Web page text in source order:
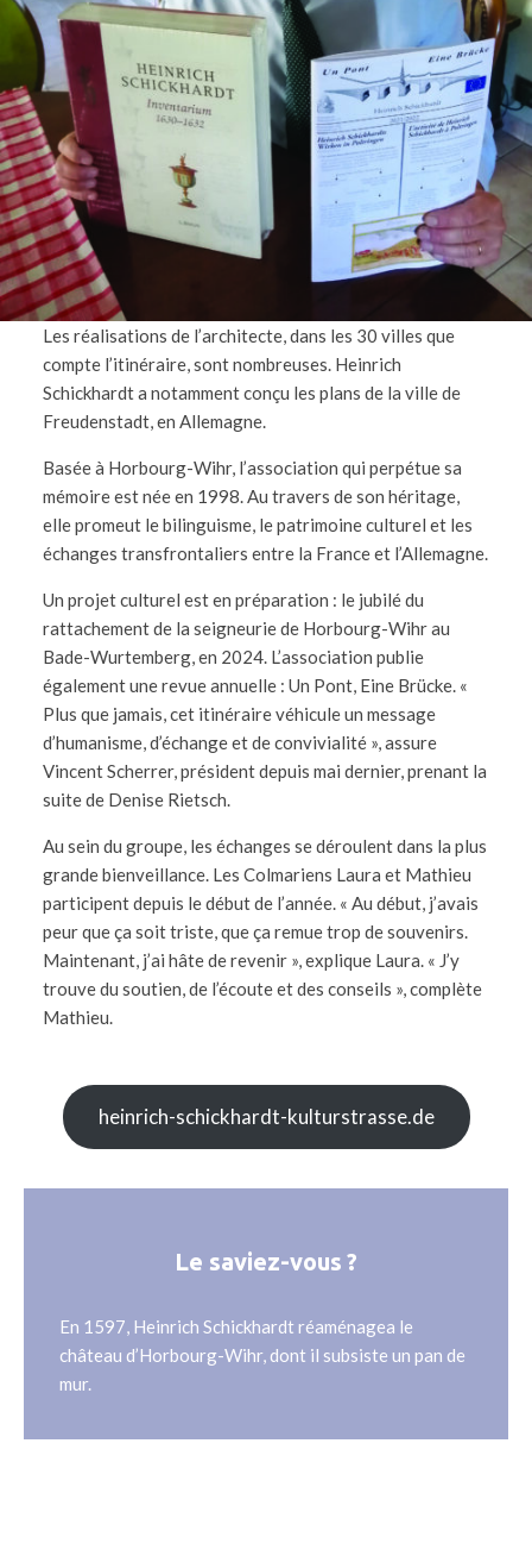
Les réalisations de l’architecte, dans les 30 villes que
compte l’itinéraire, sont nombreuses. Heinrich
Schickhardt a notamment conçu les plans de la ville de
Freudenstadt, en Allemagne.
Basée à Horbourg-Wihr, l’association qui perpétue sa
mémoire est née en 1998. Au travers de son héritage,
elle promeut le bilinguisme, le patrimoine culturel et les
échanges transfrontaliers entre la France et l’Allemagne.
Un projet culturel est en préparation : le jubilé du
rattachement de la seigneurie de Horbourg-Wihr au
Bade-Wurtemberg, en 2024. L’association publie
également une revue annuelle : Un Pont, Eine Brücke. «
Plus que jamais, cet itinéraire véhicule un message
d’humanisme, d’échange et de convivialité », assure
Vincent Scherrer, président depuis mai dernier, prenant la
suite de Denise Rietsch.
Au sein du groupe, les échanges se déroulent dans la plus
grande bienveillance. Les Colmariens Laura et Mathieu
participent depuis le début de l’année. « Au début, j’avais
peur que ça soit triste, que ça remue trop de souvenirs.
Maintenant, j’ai hâte de revenir », explique Laura. « J’y
trouve du soutien, de l’écoute et des conseils », complète
Mathieu.
heinrich-schickhardt-kulturstrasse.de
Le saviez-vous ?
En 1597, Heinrich Schickhardt réaménagea le
château d’Horbourg-Wihr, dont il subsiste un pan de
mur.